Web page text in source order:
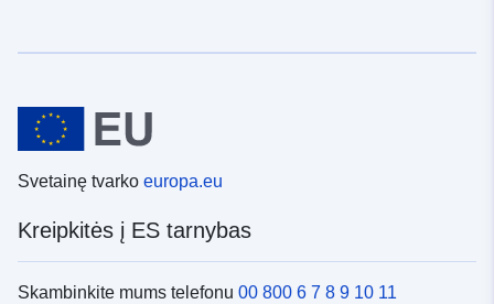
Svetainę tvarko europa.eu
Kreipkitės į ES tarnybas
Skambinkite mums telefonu 00 800 6 7 8 9 10 11